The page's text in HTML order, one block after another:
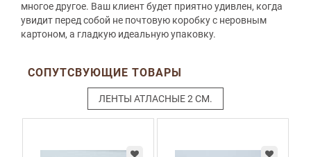
многое другое. Ваш клиент будет приятно удивлен, когда
увидит перед собой не почтовую коробку с неровным
картоном, а гладкую идеальную упаковку.
СОПУТСВУЮЩИЕ ТОВАРЫ
ЛЕНТЫ АТЛАСНЫЕ 2 СМ.